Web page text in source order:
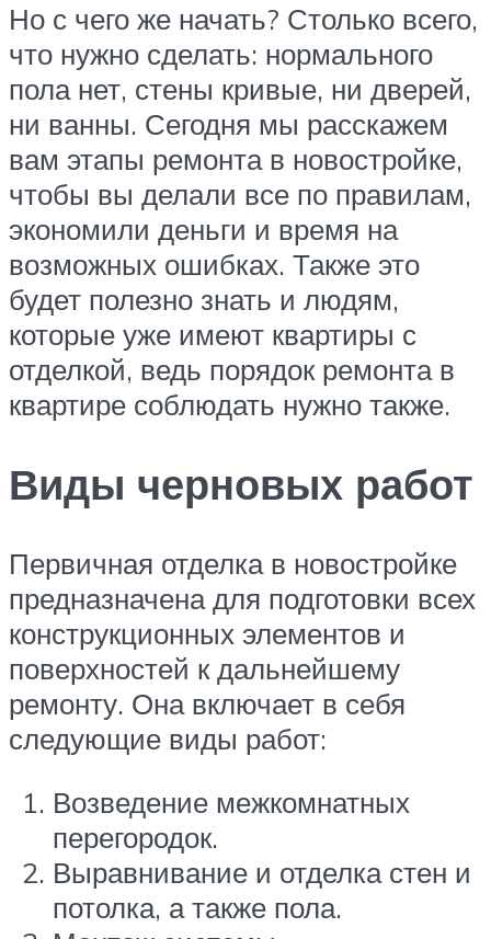
Но с чего же начать? Столько всего,
что нужно сделать: нормального
пола нет, стены кривые, ни дверей,
ни ванны. Сегодня мы расскажем
вам этапы ремонта в новостройке,
чтобы вы делали все по правилам,
экономили деньги и время на
возможных ошибках. Также это
будет полезно знать и людям,
которые уже имеют квартиры с
отделкой, ведь порядок ремонта в
квартире соблюдать нужно также.
Виды черновых работ
Первичная отделка в новостройке
предназначена для подготовки всех
конструкционных элементов и
поверхностей к дальнейшему
ремонту. Она включает в себя
следующие виды работ:
Возведение межкомнатных
перегородок.
Выравнивание и отделка стен и
потолка, а также пола.